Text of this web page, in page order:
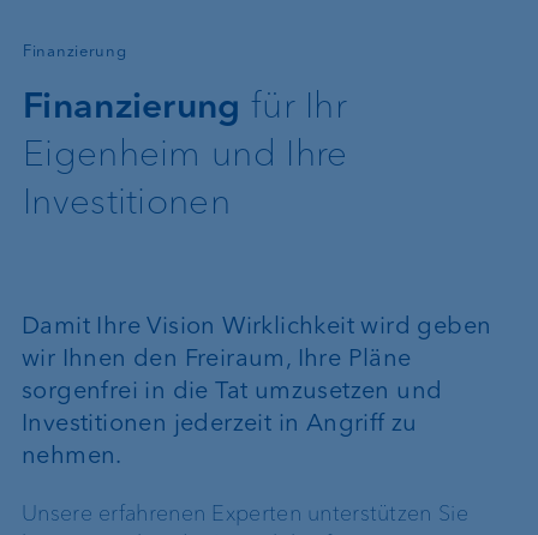
Finanzierung
—
Finanzierung für Ihr
Eigenheim und Ihre
Investitionen
Damit Ihre Vision Wirklichkeit wird geben
wir Ihnen den Freiraum, Ihre Pläne
sorgenfrei in die Tat umzusetzen und
Investitionen jederzeit in Angriff zu
nehmen.
Unsere erfahrenen Experten unterstützen Sie